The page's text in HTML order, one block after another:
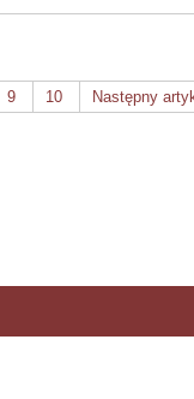
9 10 Następny